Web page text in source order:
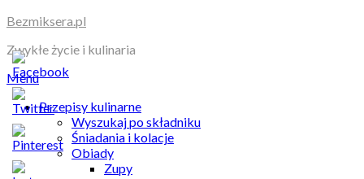
Skip
content
Bezmiksera.pl
Zwykłe życie i kulinaria
Menu
Przepisy kulinarne
Wyszukaj po składniku
Śniadania i kolacje
Obiady
Zupy